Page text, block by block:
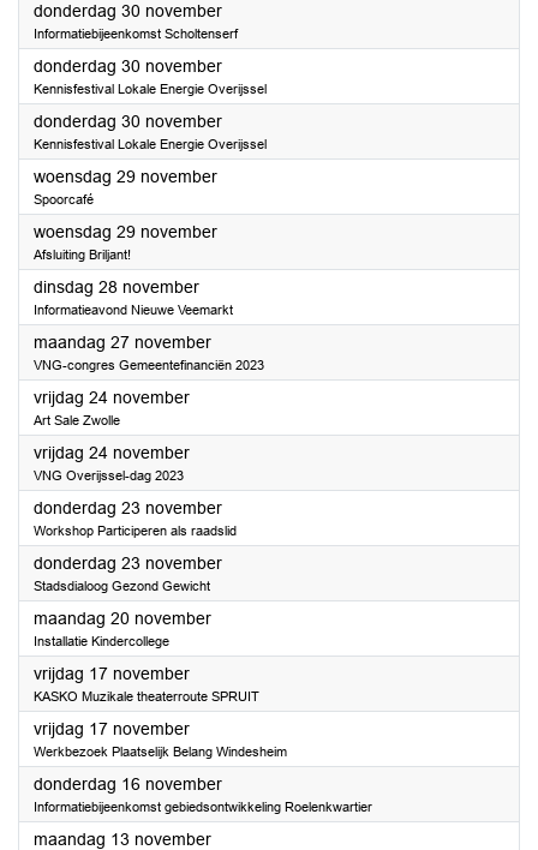
donderdag 30 november2023
Informatiebijeenkomst Scholtenserf
donderdag 30 november2023
Kennisfestival Lokale Energie Overijssel
donderdag 30 november2023
Kennisfestival Lokale Energie Overijssel
woensdag 29 november2023
Spoorcafé
woensdag 29 november2023
Afsluiting Briljant!
dinsdag 28 november2023
Informatieavond Nieuwe Veemarkt
maandag 27 november2023
VNG-congres Gemeentefinanciën 2023
vrijdag 24 november2023
Art Sale Zwolle
vrijdag 24 november2023
VNG Overijssel-dag 2023
donderdag 23 november2023
Workshop Participeren als raadslid
donderdag 23 november2023
Stadsdialoog Gezond Gewicht
maandag 20 november2023
Installatie Kindercollege
vrijdag 17 november2023
KASKO Muzikale theaterroute SPRUIT
vrijdag 17 november2023
Werkbezoek Plaatselijk Belang Windesheim
donderdag 16 november2023
Informatiebijeenkomst gebiedsontwikkeling Roelenkwartier
maandag 13 november2023